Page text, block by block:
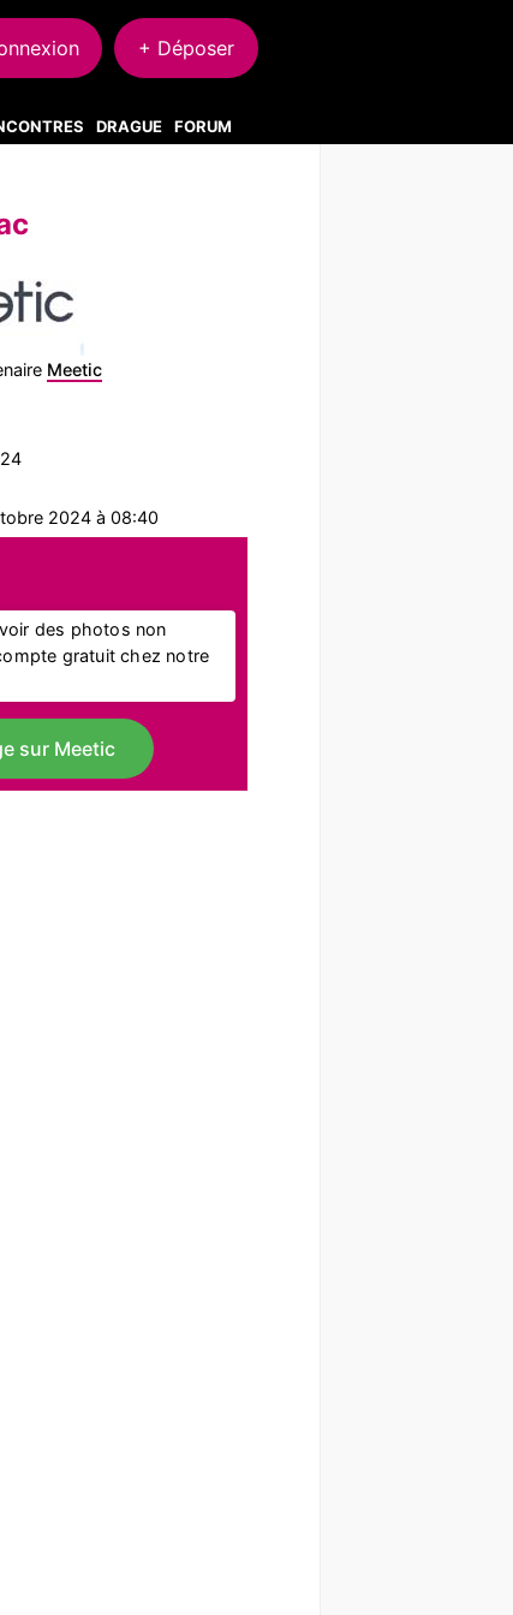
+ Déposer
DRAGUE FORUM
Meetic
2024 à 08:40
des photos non
gratuit chez notre
sur Meetic